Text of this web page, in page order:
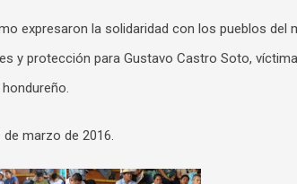
expresaron la solidaridad con los pueblos del
y protección para Gustavo Castro Soto,
marzo de 2016.